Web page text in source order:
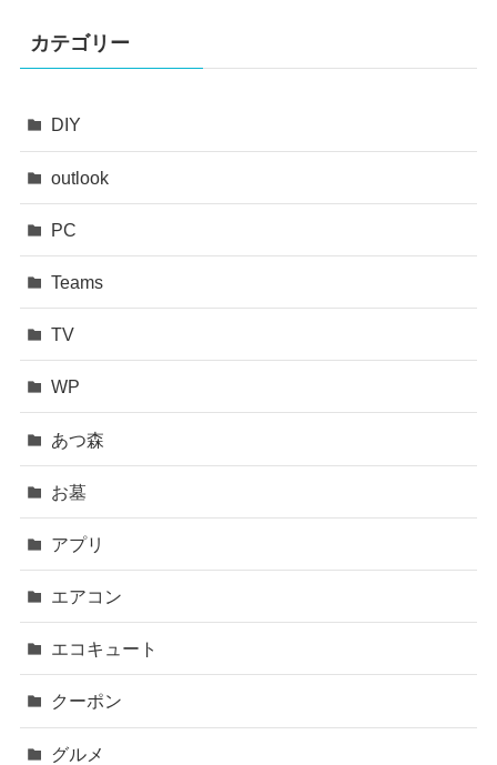
カテゴリー
DIY
outlook
PC
Teams
TV
WP
あつ森
お墓
アプリ
エアコン
エコキュート
クーポン
グルメ